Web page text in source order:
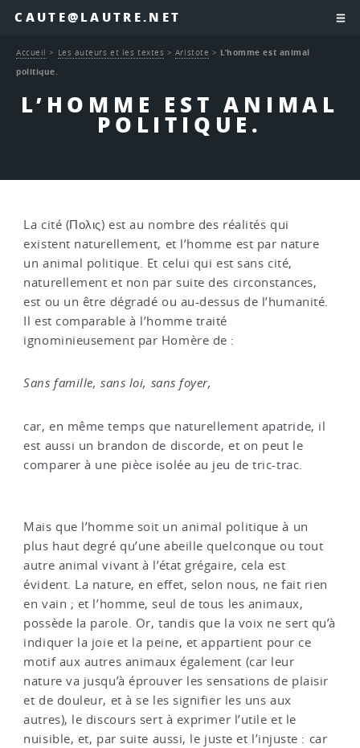
CAUTE@LAUTRE.NET
L’HOMME EST ANIMAL
POLITIQUE.
Accueil > Les auteurs et les textes > Aristote > L’homme est animal
politique.
La cité (Πολις) est au nombre des réalités qui
existent naturellement, et l’homme est par nature
un animal politique. Et celui qui est sans cité,
naturellement et non par suite des circonstances,
est ou un être dégradé ou au-dessus de l’humanité.
Il est comparable à l’homme traité
ignominieusement par Homère de :
Sans famille, sans loi, sans foyer,
car, en même temps que naturellement apatride, il
est aussi un brandon de discorde, et on peut le
comparer à une pièce isolée au jeu de tric-trac.
Mais que l’homme soit un animal politique à un
plus haut degré qu’une abeille quelconque ou tout
autre animal vivant à l’état grégaire, cela est
évident. La nature, en effet, selon nous, ne fait rien
en vain ; et l’homme, seul de tous les animaux,
possède la parole. Or, tandis que la voix ne sert qu’à
indiquer la joie et la peine, et appartient pour ce
motif aux autres animaux également (car leur
nature va jusqu’à éprouver les sensations de plaisir
et de douleur, et à se les signifier les uns aux
autres), le discours sert à exprimer l’utile et le
nuisible, et, par suite aussi, le juste et l’injuste : car